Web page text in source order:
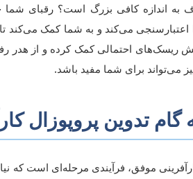
به اندازه کافی بزرگ است؟ رقبای
اعتبارسنجی می‌کند و به شما کمک می‌کند
ریسک‌های احتمالی کمک کرده و از هدر
می‌تواند برای شما مفید باشد.
تدوین پروپوزال
موفق، فرآیندی مرحله‌ای است که